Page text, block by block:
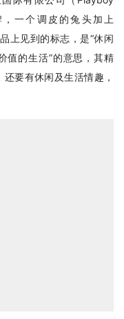
，一个调皮的兔头加上
上见到的标志，是“休闲
值的生活”的意思，其精
要有休闲及生活情趣，